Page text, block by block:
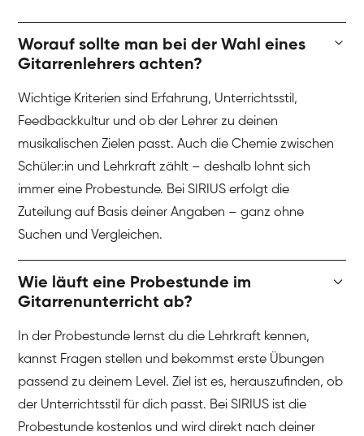
Worauf sollte man bei der Wahl eines
Gitarrenlehrers achten?
Wichtige Kriterien sind Erfahrung, Unterrichtsstil,
Feedbackkultur und ob der Lehrer zu deinen
musikalischen Zielen passt. Auch die Chemie zwischen
Schüler:in und Lehrkraft zählt – deshalb lohnt sich
immer eine Probestunde. Bei SIRIUS erfolgt die
Zuteilung auf Basis deiner Angaben – ganz ohne
Suchen und Vergleichen.
Wie läuft eine Probestunde im
Gitarrenunterricht ab?
In der Probestunde lernst du die Lehrkraft kennen,
kannst Fragen stellen und bekommst erste Übungen
passend zu deinem Level. Ziel ist es, herauszufinden, ob
der Unterrichtsstil für dich passt. Bei SIRIUS ist die
Probestunde kostenlos und wird direkt nach deiner